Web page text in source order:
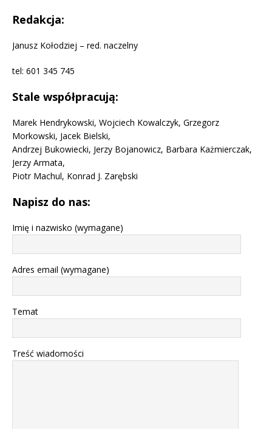
Redakcja:
Janusz Kołodziej – red. naczelny
tel: 601 345 745
Stale współpracują:
Marek Hendrykowski, Wojciech Kowalczyk, Grzegorz
Morkowski, Jacek Bielski,
Andrzej Bukowiecki, Jerzy Bojanowicz, Barbara Każmierczak,
Jerzy Armata,
Piotr Machul, Konrad J. Zarębski
Napisz do nas:
Imię i nazwisko (wymagane)
Adres email (wymagane)
Temat
Treść wiadomości